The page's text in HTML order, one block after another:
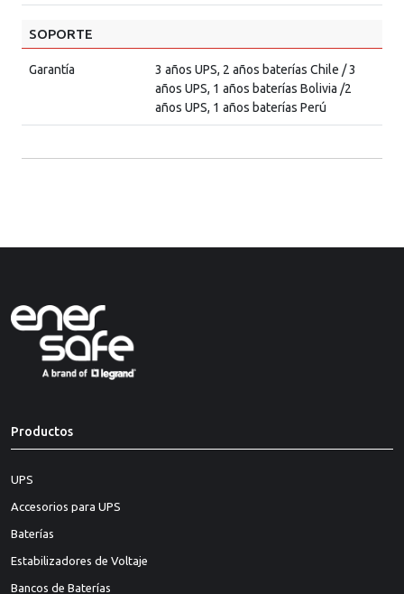
SOPORTE
Garantía
3 años UPS, 2 años baterías Chile / 3
años UPS, 1 años baterías Bolivia /2
años UPS, 1 años baterías Perú
Productos
UPS
Accesorios para UPS
Baterías
Estabilizadores de Voltaje
Bancos de Baterías